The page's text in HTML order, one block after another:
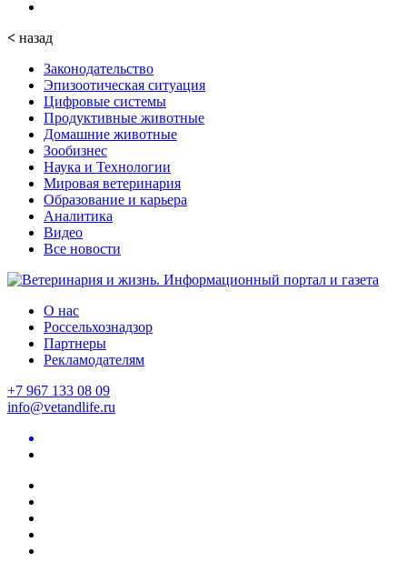
< назад
Законодательство
Эпизоотическая ситуация
Цифровые системы
Продуктивные животные
Домашние животные
Зообизнес
Наука и Технологии
Мировая ветеринария
Образование и карьера
Аналитика
Видео
Все новости
О нас
Россельхознадзор
Партнеры
Рекламодателям
+7 967 133 08 09
info@vetandlife.ru